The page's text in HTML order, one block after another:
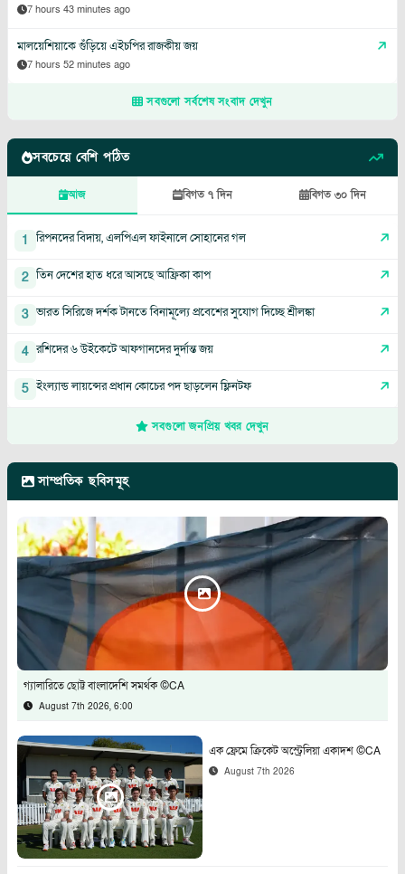
7 hours 43 minutes ago
মালয়েশিয়াকে গুঁড়িয়ে এইচপির রাজকীয় জয়
7 hours 52 minutes ago
সবগুলো সর্বশেষ সংবাদ দেখুন
সবচেয়ে বেশি পঠিত
আজ বিগত ৭ দিন বিগত ৩০ দিন
1 রিপনদের বিদায়, এলপিএল ফাইনালে সোহানের গল
2 তিন দেশের হাত ধরে আসছে আফ্রিকা কাপ
3 ভারত সিরিজে দর্শক টানতে বিনামূল্যে প্রবেশের সুযোগ দিচ্ছে শ্রীলঙ্কা
4 রশিদের ৬ উইকেটে আফগানদের দুর্দান্ত জয়
5 ইংল্যান্ড লায়ন্সের প্রধান কোচের পদ ছাড়লেন ফ্লিনটফ
সবগুলো জনপ্রিয় খবর দেখুন
সাম্প্রতিক ছবিসমূহ
গ্যালারিতে ছোট্ট বাংলাদেশি সমর্থক ©CA
August 7th 2026, 6:00
এক ফ্রেমে ক্রিকেট অস্ট্রেলিয়া একাদশ ©CA
August 7th 2026